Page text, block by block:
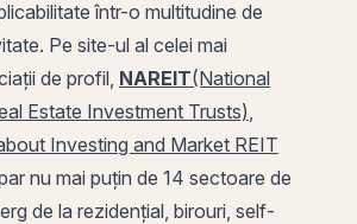
într-o multitudine de
Pe site-ul al celei mai
de profil, NAREIT(National
Estate Investment Trusts)
Investing and Market REIT
nu mai puțin de 14 sectoare de
de la rezidențial, birouri, self-